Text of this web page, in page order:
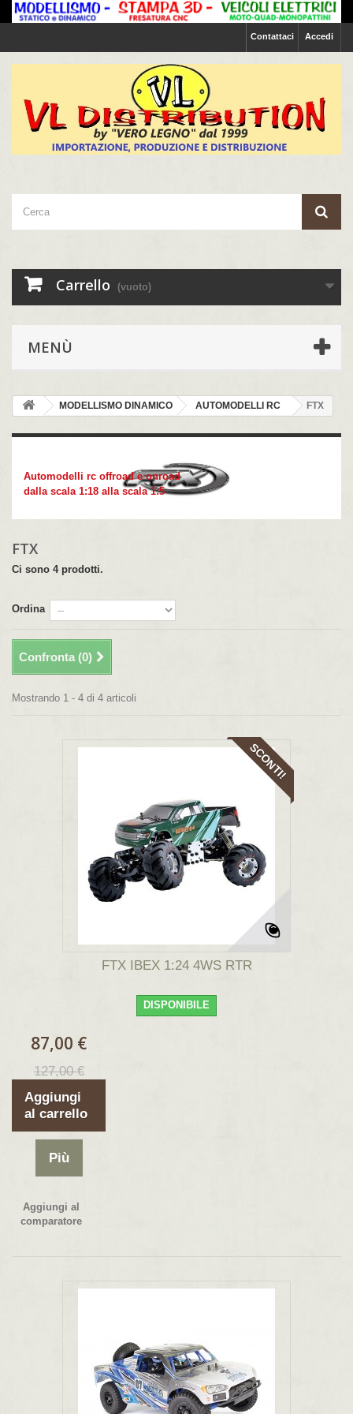
Accedi
Contattaci
Carrello (vuoto)
MENÙ
MODELLISMO DINAMICO AUTOMODELLI RC FTX
Automodelli rc offroad e onroad
dalla scala 1:18 alla scala 1:5
FTX
Ci sono 4 prodotti.
Ordina
Confronta (0)
Mostrando 1 - 4 di 4 articoli
SCONTI!
FTX IBEX 1:24 4WS RTR
DISPONIBILE
87,00 €
127,00 €
Aggiungi
al carrello
Più
Aggiungi al
comparatore